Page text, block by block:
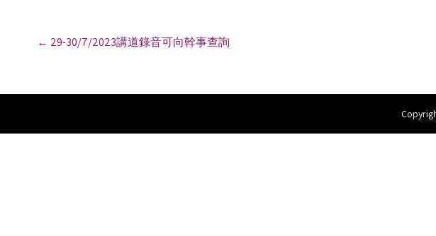
o
n
← 29-30/7/2023講道錄音可向幹事查詢